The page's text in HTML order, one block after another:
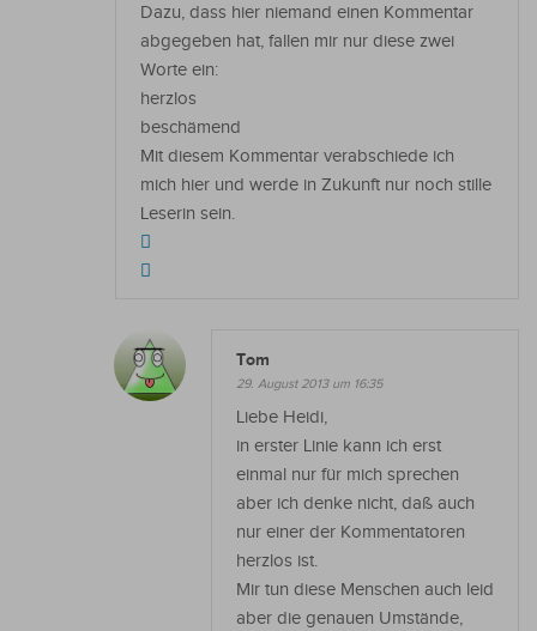
Dazu, dass hier niemand einen Kommentar
abgegeben hat, fallen mir nur diese zwei
Worte ein:
herzlos
beschämend
Mit diesem Kommentar verabschiede ich
mich hier und werde in Zukunft nur noch stille
Leserin sein.
Tom
29. August 2013 um 16:35
Liebe Heidi,
in erster Linie kann ich erst
einmal nur für mich sprechen
aber ich denke nicht, daß auch
nur einer der Kommentatoren
herzlos ist.
Mir tun diese Menschen auch leid
aber die genauen Umstände,